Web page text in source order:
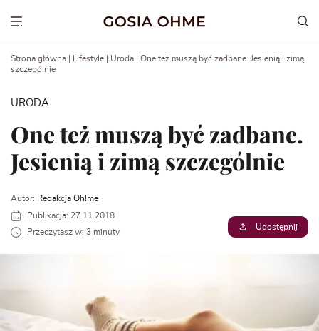
Show menu
Strona główna Lifestyle Uroda
One też muszą być zadbane. Jesienią i zimą
szczególnie
URODA
One też muszą być zadbane.
Jesienią i zimą szczególnie
Autor: Redakcja Oh!me
Publikacja: 27.11.2018
Przeczytasz w: 3 minuty
Udostępnij